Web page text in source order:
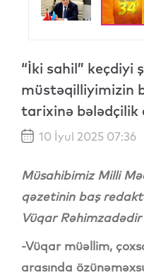
“İki sahil” keçdiyi
müstəqilliyimizin
tarixinə bələdçilik
10 İyul 2025 07:36
Müsahibimiz Milli
qəzetinin baş
Vüqar Rəhimzadədir
-Vüqar müəllim,
arasında